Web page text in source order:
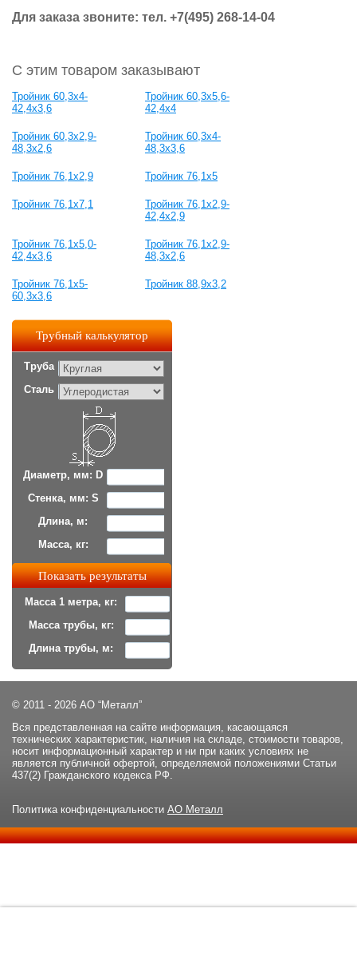
Для заказа звоните: тел. +7(495) 268-14-04
С этим товаром заказывают
Тройник 60,3x4-
42,4x3,6
Тройник 60,3x5,6-
42,4x4
Тройник 60,3x2,9-
48,3x2,6
Тройник 60,3x4-
48,3x3,6
Тройник 76,1х2,9 Тройник 76,1х5
Тройник 76,1х7,1
Тройник 76,1х2,9-
42,4х2,9
Тройник 76,1х5,0-
42,4х3,6
Тройник 76,1х2,9-
48,3х2,6
Тройник 76,1х5-
60,3х3,6
Тройник 88,9х3,2
Трубный калькулятор
Труба
Сталь
Диаметр, мм: D
Стенка, мм: S
Длина, м:
Масса, кг:
Масса 1 метра, кг:
Масса трубы, кг:
Длина трубы, м:
© 2011 - 2026 АО “Металл”
Вся представленная на сайте информация, касающаяся
технических характеристик, наличия на складе, стоимости товаров,
носит информационный характер и ни при каких условиях не
является публичной офертой, определяемой положениями Статьи
437(2) Гражданского кодекса РФ.
Политика конфиденциальности АО Металл